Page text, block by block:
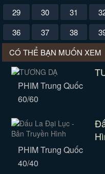
29
30 31
36
37 38
CÓ THỂ BẠN MUỐN XEM
PHIM Trung Quốc
60/60
PHIM Trung Quốc
40/40